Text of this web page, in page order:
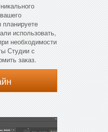
использовать,
необходимости
Студии с
заказ.